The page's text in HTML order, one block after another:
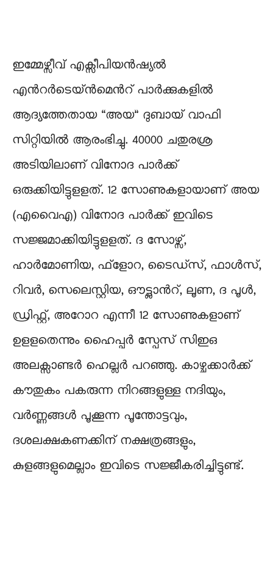
ഇമ്മേഴ്സീവ് എക്സീപിയന്‍ഷ്യല്‍
എന്‍റർടെയ്ന്‍മെന്‍റ് പാർക്കുകളില്‍
ആദ്യത്തേതായ “അയ” ദുബായ് വാഫി
സിറ്റിയില്‍ ആരംഭിച്ചു. 40000 ചതുരശ്ര
അടിയിലാണ് വിനോദ പാ‍ർക്ക്
ഒരുക്കിയിട്ടുളളത്. 12 സോണുകളായാണ് അയ
(എവൈഎ) വിനോദ പാർക്ക് ഇവിടെ
സജ്ജമാക്കിയിട്ടുളളത്. ദ സോഴ്സ്,
ഹാ‍ർമോണിയ, ഫ്ളോറ, ടൈഡ്സ്, ഫാള്‍സ്,
റിവർ, സെലെസ്റ്റിയ, ഔട്ട്ലാന്‍റ്, ലൂണ, ദ പൂള്‍,
ഡ്രിഫ്റ്റ്, അറോറ എന്നീ 12 സോണുകളാണ്
ഉളളതെന്നും ഹൈപ്പർ സ്പേസ് സിഇഒ
അലക്സാണ്ടർ ഹെല്ലർ പറഞ്ഞു. കാഴ്ചക്കാർക്ക്
കൗതുകം പകരുന്ന നിറങ്ങളുള്ള നദിയും,
വർണ്ണങ്ങൾ പൂക്കൂന്ന പൂന്തോട്ടവും,
ദശലക്ഷകണക്കിന് നക്ഷത്രങ്ങളും,
കുളങ്ങളുമെല്ലാം ഇവിടെ സജ്ജീകരിച്ചിട്ടുണ്ട്.